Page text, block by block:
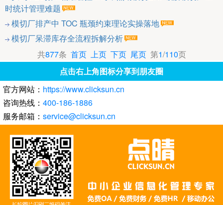
时统计管理难题
模切厂排产中 TOC 瓶颈约束理论实操落地
模切厂呆滞库存全流程拆解分析
共877条 首页 上页 下页 尾页第1/110页
点击右上角图标分享到朋友圈
官方网站： https://www.clicksun.cn
咨询热线： 400-186-1886
服务邮箱： service@clicksun.cn